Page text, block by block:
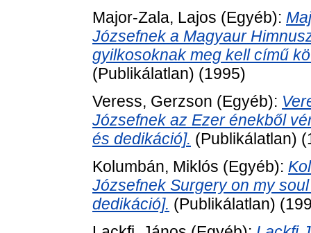
Major-Zala, Lajos (Egyéb):
Józsefnek a Magyaur
gyilkosoknak meg kell című
(Publikálatlan) (1995)
Veress, Gerzson (Egyéb):
Józsefnek az Ezer énekből
és dedikáció]. (Publikálatlan)
Kolumbán, Miklós (Egyéb):
Józsefnek Surgery on my
dedikáció]. (Publikálatlan)